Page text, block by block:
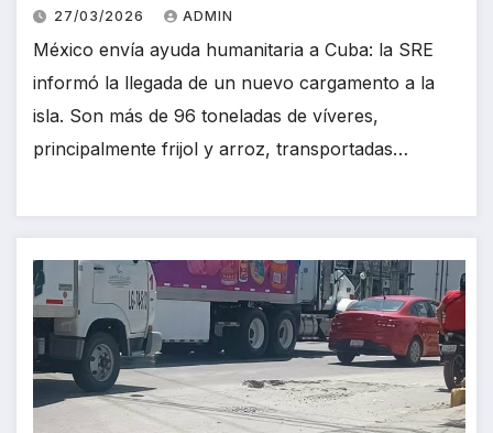
27/03/2026 ADMIN
México envía ayuda humanitaria a Cuba: la SRE
informó la llegada de un nuevo cargamento a la
isla. Son más de 96 toneladas de víveres,
principalmente frijol y arroz, transportadas…